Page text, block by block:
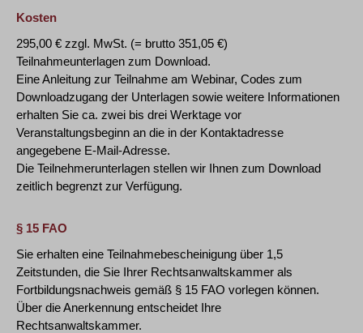
Kosten
295,00 € zzgl. MwSt. (= brutto 351,05 €)
Teilnahmeunterlagen zum Download.
Eine Anleitung zur Teilnahme am Webinar, Codes zum
Downloadzugang der Unterlagen sowie weitere Informationen
erhalten Sie ca. zwei bis drei Werktage vor
Veranstaltungsbeginn an die in der Kontaktadresse
angegebene E-Mail-Adresse.
Die Teilnehmerunterlagen stellen wir Ihnen zum Download
zeitlich begrenzt zur Verfügung.
§ 15 FAO
Sie erhalten eine Teilnahmebescheinigung über 1,5
Zeitstunden, die Sie Ihrer Rechtsanwaltskammer als
Fortbildungsnachweis gemäß § 15 FAO vorlegen können.
Über die Anerkennung entscheidet Ihre
Rechtsanwaltskammer.